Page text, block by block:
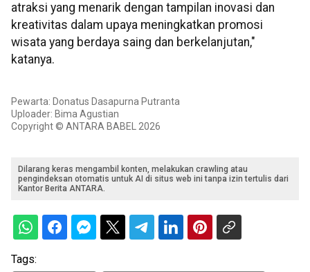
atraksi yang menarik dengan tampilan inovasi dan
kreativitas dalam upaya meningkatkan promosi
wisata yang berdaya saing dan berkelanjutan,"
katanya.
Pewarta: Donatus Dasapurna Putranta
Uploader: Bima Agustian
Copyright © ANTARA BABEL 2026
Dilarang keras mengambil konten, melakukan crawling atau
pengindeksan otomatis untuk AI di situs web ini tanpa izin tertulis dari
Kantor Berita ANTARA.
Tags: